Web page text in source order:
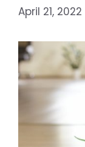
April 21, 2022